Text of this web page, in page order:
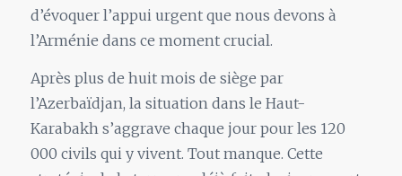
d’évoquer l’appui urgent que nous devons à
l’Arménie dans ce moment crucial.
Après plus de huit mois de siège par
l’Azerbaïdjan, la situation dans le Haut-
Karabakh s’aggrave chaque jour pour les 120
000 civils qui y vivent. Tout manque. Cette